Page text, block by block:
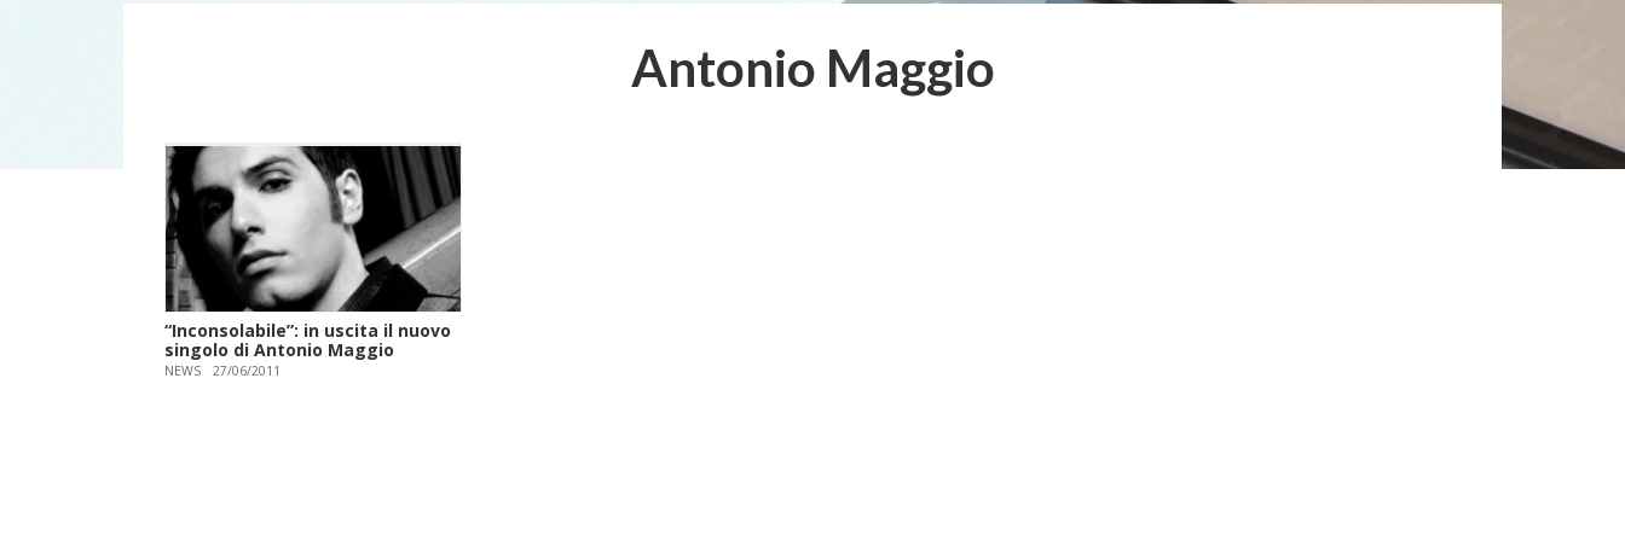
Antonio Maggio
“Inconsolabile”: in uscita il nuovo
singolo di Antonio Maggio
NEWS 27/06/2011